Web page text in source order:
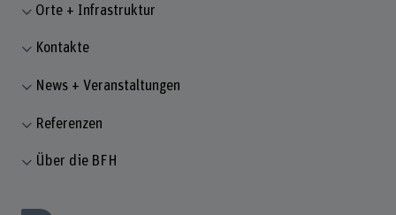
Orte + Infrastruktur
Kontakte
News + Veranstaltungen
Referenzen
Über die BFH